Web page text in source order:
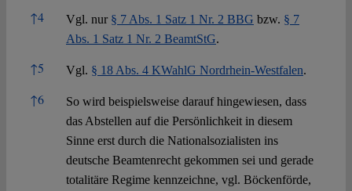
↑4 Vgl. nur § 7 Abs. 1 Satz 1 Nr. 2 BBG bzw. § 7
Abs. 1 Satz 1 Nr. 2 BeamtStG.
↑5 Vgl. § 18 Abs. 4 KWahlG Nordrhein-Westfalen.
↑6
So wird beispielsweise darauf hingewiesen, dass
das Abstellen auf die Persönlichkeit in diesem
Sinne erst durch die Nationalsozialisten ins
deutsche Beamtenrecht gekommen sei und gerade
totalitäre Regime kennzeichne, vgl. Böckenförde,